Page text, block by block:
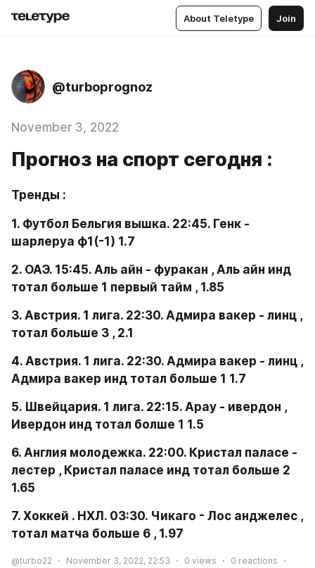
About Teletype Join
@turboprognoz
November 3, 2022
Прогноз на спорт сегодня :
Тренды :
1. Футбол Бельгия вышка. 22:45. Генк -
шарлеруа ф1(-1) 1.7
2. ОАЭ. 15:45. Аль айн - фуракан , Аль айн инд
тотал больше 1 первый тайм , 1.85
3. Австрия. 1 лига. 22:30. Адмира вакер - линц ,
тотал больше 3 , 2.1
4. Австрия. 1 лига. 22:30. Адмира вакер - линц ,
Адмира вакер инд тотал больше 1 1.7
5. Швейцария. 1 лига. 22:15. Арау - ивердон ,
Ивердон инд тотал болше 1 1.5
6. Англия молодежка. 22:00. Кристал паласе -
лестер , Кристал паласе инд тотал больше 2
1.65
7. Хоккей . НХЛ. 03:30. Чикаго - Лос анджелес ,
тотал матча больше 6 , 1.97
@turbo22 November 3, 2022, 22:53 0 views 0 reactions